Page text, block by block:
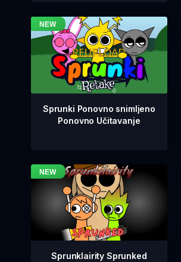
Sprunki Ponovno snimljeno
Ponovno Učitavanje
Sprunklairity Sprunked